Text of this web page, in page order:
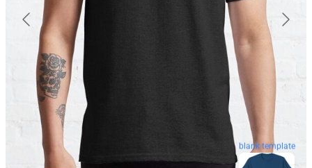
blank template